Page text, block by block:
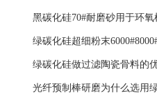
黑碳化硅70#耐磨砂用于环氧
骨料的特点有哪些？
绿碳化硅超细粉末
涂料的优点
绿碳化硅做过滤陶瓷骨料的
光纤预制棒研磨为什么选用